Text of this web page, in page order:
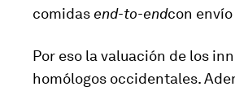
comidas end-to-endcon
Por eso la valuación de los
homólogos occidentales.